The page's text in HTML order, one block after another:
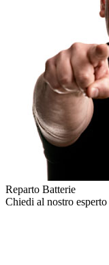
Reparto Batterie
Chiedi al nostro esperto